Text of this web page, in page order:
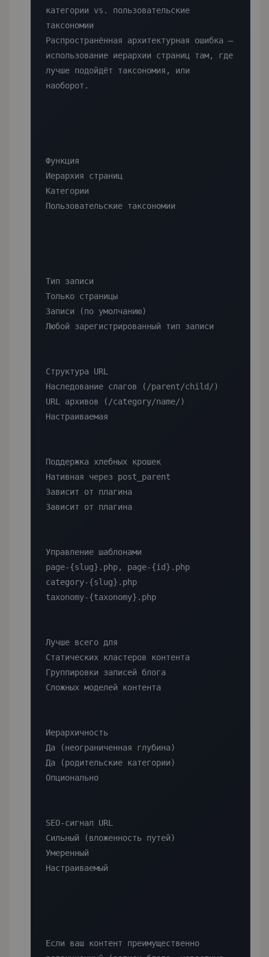
категории vs. пользовательские
таксономии
Распространённая архитектурная ошибка —
использование иерархии страниц там, где
лучше подойдёт таксономия, или
наоборот.
Функция
Иерархия страниц
Категории
Пользовательские таксономии
Тип записи
Только страницы
Записи (по умолчанию)
Любой зарегистрированный тип записи
Структура URL
Наследование слагов (/parent/child/)
URL архивов (/category/name/)
Настраиваемая
Поддержка хлебных крошек
Нативная через post_parent
Зависит от плагина
Зависит от плагина
Управление шаблонами
page-{slug}.php, page-{id}.php
category-{slug}.php
taxonomy-{taxonomy}.php
Лучше всего для
Статических кластеров контента
Группировки записей блога
Сложных моделей контента
Иерархичность
Да (неограниченная глубина)
Да (родительские категории)
Опционально
SEO-сигнал URL
Сильный (вложенность путей)
Умеренный
Настраиваемый
Если ваш контент преимущественно